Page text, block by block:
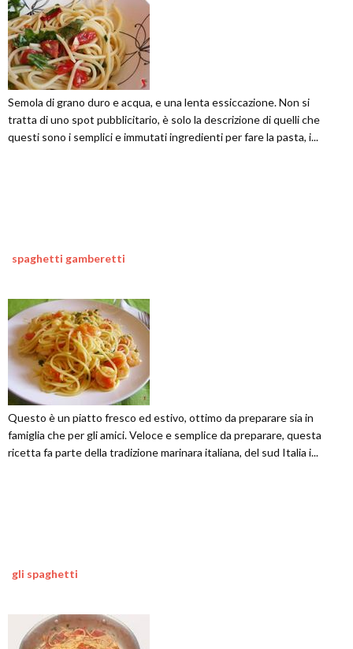
Semola di grano duro e acqua, e una lenta essiccazione. Non si
tratta di uno spot pubblicitario, è solo la descrizione di quelli che
questi sono i semplici e immutati ingredienti per fare la pasta, i...
spaghetti gamberetti
Questo è un piatto fresco ed estivo, ottimo da preparare sia in
famiglia che per gli amici. Veloce e semplice da preparare, questa
ricetta fa parte della tradizione marinara italiana, del sud Italia i...
gli spaghetti